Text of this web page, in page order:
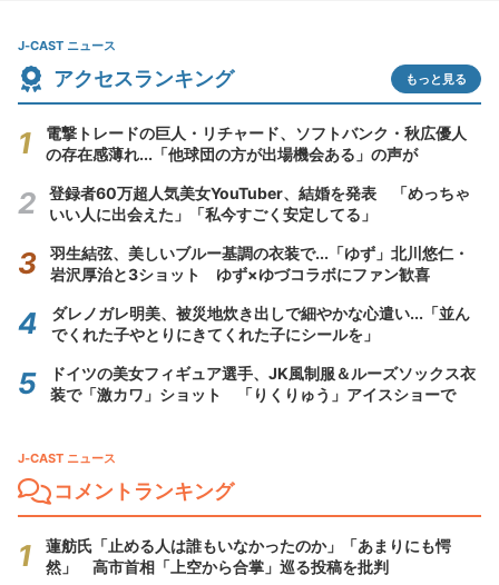
J-CAST ニュース
アクセスランキング もっと見る
電撃トレードの巨人・リチャード、ソフトバンク・秋広優人
の存在感薄れ...「他球団の方が出場機会ある」の声が
登録者60万超人気美女YouTuber、結婚を発表 「めっちゃ
いい人に出会えた」「私今すごく安定してる」
羽生結弦、美しいブルー基調の衣装で...「ゆず」北川悠仁・
岩沢厚治と3ショット ゆず×ゆづコラボにファン歓喜
ダレノガレ明美、被災地炊き出しで細やかな心遣い...「並ん
でくれた子やとりにきてくれた子にシールを」
ドイツの美女フィギュア選手、JK風制服＆ルーズソックス衣
装で「激カワ」ショット 「りくりゅう」アイスショーで
J-CAST ニュース
コメントランキング
蓮舫氏「止める人は誰もいなかったのか」「あまりにも愕
然」 高市首相「上空から合掌」巡る投稿を批判